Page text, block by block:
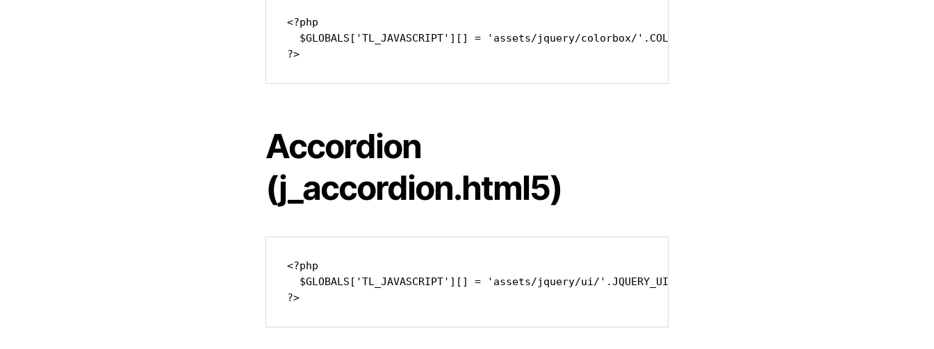
<?php
  $GLOBALS['TL_JAVASCRIPT'][] = 'assets/jquery/colorbox/'.COLORBOX.'/js/colorbox.min.js|static';
?>
Accordion
(j_accordion.html5)
<?php
  $GLOBALS['TL_JAVASCRIPT'][] = 'assets/jquery/ui/'.JQUERY_UI.'/jquery-ui.min.js|static';
?>